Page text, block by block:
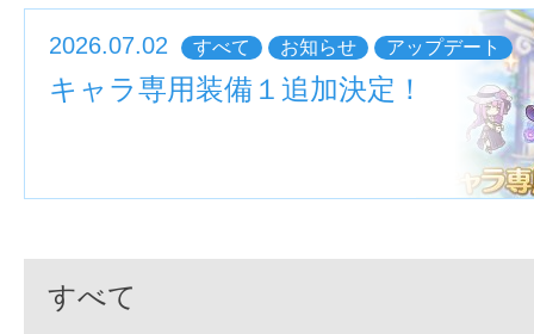
2026.07.02 すべて お知らせ アップデート
キャラ専用装備１追加決定！
すべて